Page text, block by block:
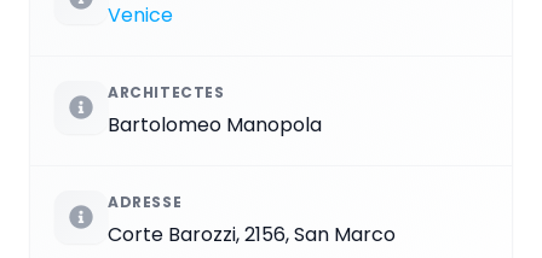
Venice
ARCHITECTES
Bartolomeo Manopola
ADRESSE
Corte Barozzi, 2156, San Marco